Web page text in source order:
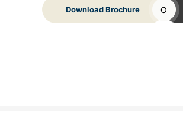
Download Brochure O